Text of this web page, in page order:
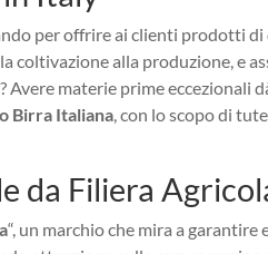
per offrire ai clienti prodotti
alla produzione, e
materie prime eccezionali
Birra Italiana, con lo scopo di
da Filiera
“, un marchio che mira a